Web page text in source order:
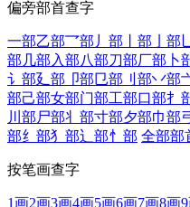
偏旁部首查字
一部乙部乛部 丿部 丨部 亅部
部 几部 入部八部刀部厂部 卜
讠部廴部 卩部㔾部 刂部丷部
部己部女部门部工部口部扌
川部尸部丬部寸部夕部巾部
部纟部犭部辶部忄部 全部部
按笔画查字
1画2画3画4画5画6画7画8画